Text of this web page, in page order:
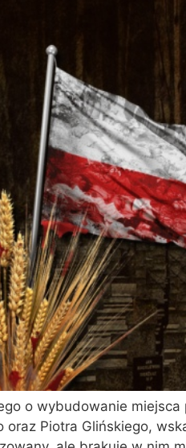
o wybudowanie miejsca
oraz Piotra Glińskiego,